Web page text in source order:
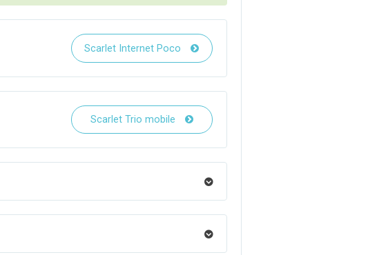
Scarlet Internet Poco
Scarlet Trio mobile